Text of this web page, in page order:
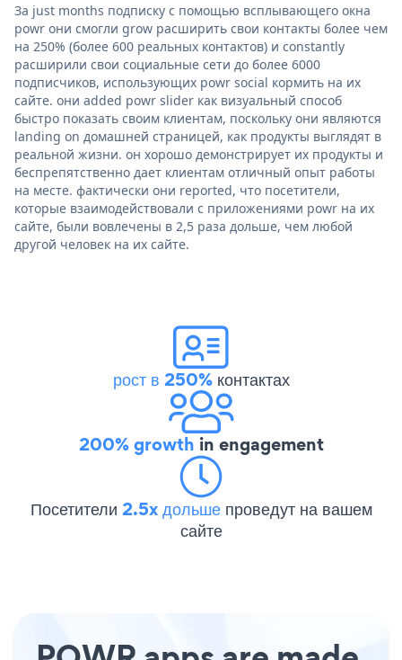
За just months подписку с помощью всплывающего окна
powr они смогли grow расширить свои контакты более чем
на 250% (более 600 реальных контактов) и constantly
расширили свои социальные сети до более 6000
подписчиков, использующих powr social кормить на их
сайте. они added powr slider как визуальный способ
быстро показать своим клиентам, поскольку они являются
landing on домашней страницей, как продукты выглядят в
реальной жизни. он хорошо демонстрирует их продукты и
беспрепятственно дает клиентам отличный опыт работы
на месте. фактически они reported, что посетители,
которые взаимодействовали с приложениями powr на их
сайте, были вовлечены в 2,5 раза дольше, чем любой
другой человек на их сайте.
рост в 250%контактах
200% growth in engagement
Посетители 2.5x дольше проведут на вашем
сайте